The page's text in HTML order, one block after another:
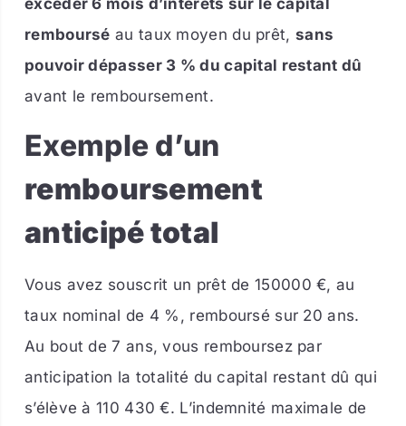
remboursé au taux moyen du prêt, sans
pouvoir dépasser 3 % du capital restant dû
avant le remboursement.
Exemple d’un
remboursement
anticipé total
Vous avez souscrit un prêt de 150000 €, au
taux nominal de 4 %, remboursé sur 20 ans.
Au bout de 7 ans, vous remboursez par
anticipation la totalité du capital restant dû qui
s’élève à 110 430 €. L’indemnité maximale de